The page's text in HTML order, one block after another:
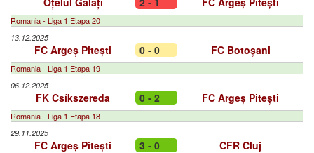
Romania - Liga 1 Etapa 20
13.12.2025
FC Argeș Pitești 0 - 0 FC Botoșani
Romania - Liga 1 Etapa 19
06.12.2025
FK Csíkszereda 0 - 2 FC Argeș Pitești
Romania - Liga 1 Etapa 18
29.11.2025
FC Argeș Pitești 3 - 0 CFR Cluj